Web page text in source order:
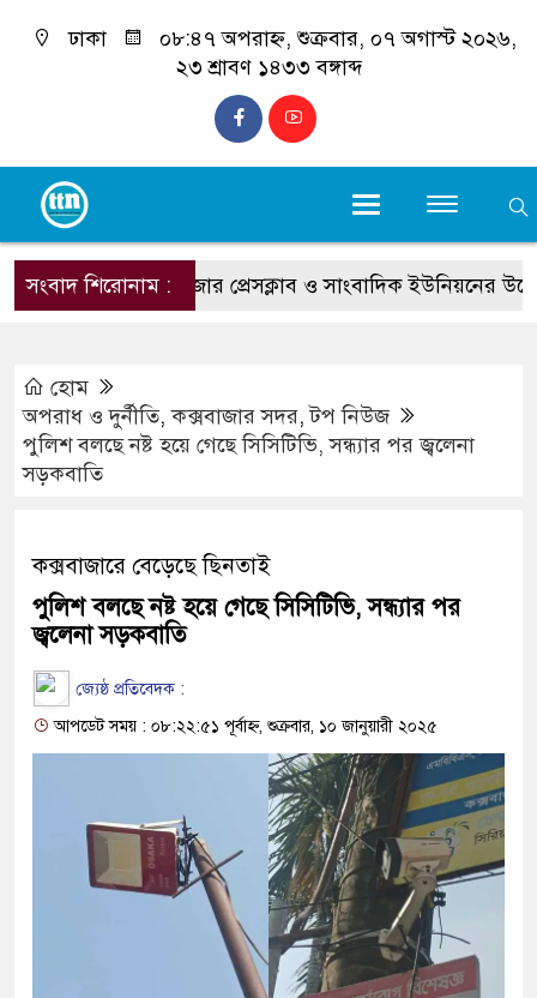
ঢাকা
০৮:৪৭ অপরাহ্ন, শুক্রবার, ০৭ অগাস্ট ২০২৬,
২৩ শ্রাবণ ১৪৩৩ বঙ্গাব্দ
সংবাদ শিরোনাম :
কক্সবাজার প্রেসক্লাব ও সাংবাদিক ইউনিয়নের উদ্যোগে
হোম
অপরাধ ও দুর্নীতি,কক্সবাজার সদর,টপ নিউজ
পুলিশ বলছে নষ্ট হয়ে গেছে সিসিটিভি, সন্ধ্যার পর জ্বলেনা
সড়কবাতি
কক্সবাজারে বেড়েছে ছিনতাই
পুলিশ বলছে নষ্ট হয়ে গেছে সিসিটিভি, সন্ধ্যার পর
জ্বলেনা সড়কবাতি
জ্যেষ্ঠ প্রতিবেদক :
আপডেট সময় : ০৮:২২:৫১ পূর্বাহ্ন, শুক্রবার, ১০ জানুয়ারী ২০২৫